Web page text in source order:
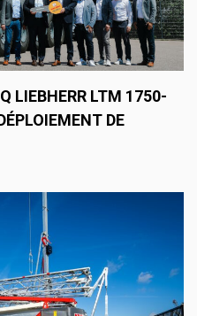
LIEBHERR LTM 1750-
DE